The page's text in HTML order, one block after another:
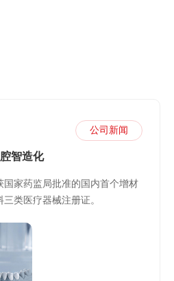
公司新闻
智造化
国家药监局批准的国内首个增材
类医疗器械注册证。